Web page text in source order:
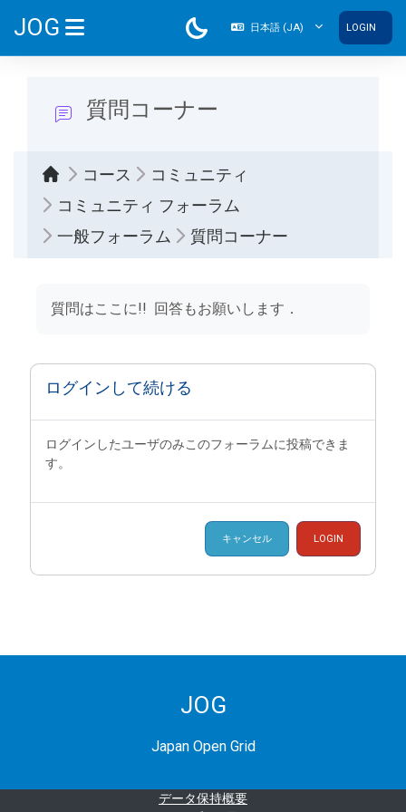
JOG 日本語 ‎(JA)‎ LOGIN
質問コーナー
コース
コミュニティ
コミュニティ フォーラム
一般フォーラム
質問コーナー
質問はここに!! 回答もお願いします．
ログインして続ける
ログインしたユーザのみこのフォーラムに投稿できま
す。
キャンセル LOGIN
JOG
Japan Open Grid
データ保持概要